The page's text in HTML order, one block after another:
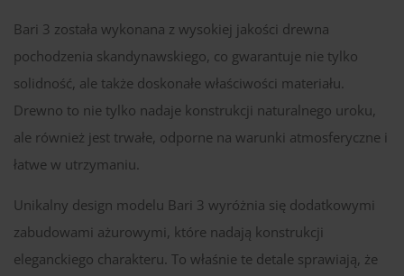
Bari 3 została wykonana z wysokiej jakości drewna
pochodzenia skandynawskiego, co gwarantuje nie tylko
solidność, ale także doskonałe właściwości materiału.
Drewno to nie tylko nadaje konstrukcji naturalnego uroku,
ale również jest trwałe, odporne na warunki atmosferyczne i
łatwe w utrzymaniu.
Unikalny design modelu Bari 3 wyróżnia się dodatkowymi
zabudowami ażurowymi, które nadają konstrukcji
eleganckiego charakteru. To właśnie te detale sprawiają, że